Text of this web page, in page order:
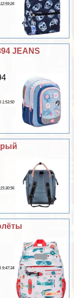
JEANS
1:53:50
9:47:34